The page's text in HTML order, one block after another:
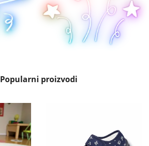
Popularni proizvodi